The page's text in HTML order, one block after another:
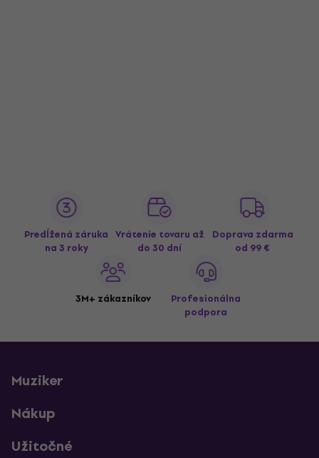
Predĺžená záruka
na 3 roky
Vrátenie tovaru až
do 30 dní
Doprava zdarma
od 99 €
3M+ zákazníkov
Profesionálna
podpora
Muziker
Nákup
Užitočné